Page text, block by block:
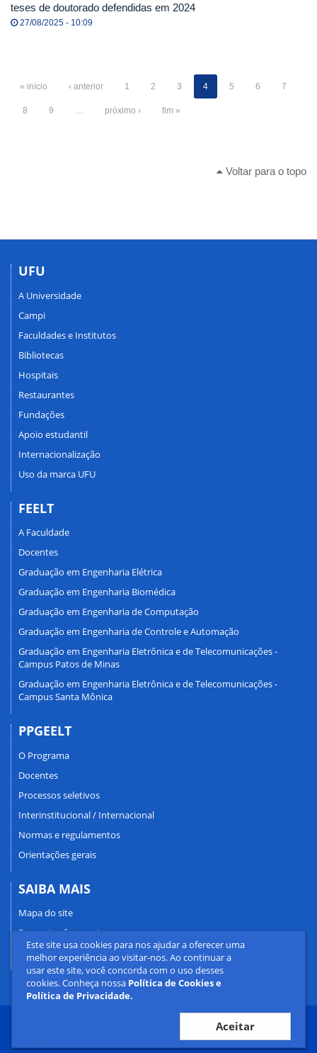
Este site usa cookies para nos ajudar a oferecer uma
melhor experiência ao visitar-nos. Ao continuar a
usar este site, você concorda com o uso desses
cookies. Conheça nossa Política de Cookies e
Política de Privacidade.
Aceitar
teses de doutorado defendidas em 2024
27/08/2025 - 10:09
« início ‹ anterior 1 2 3 4 5 6 7
8 9 próximo › fim »
Voltar para o topo
UFU
A Universidade
Campi
Faculdades e Institutos
Bibliotecas
Hospitais
Restaurantes
Fundações
Apoio estudantil
Internacionalização
Uso da marca UFU
FEELT
A Faculdade
Docentes
Graduação em Engenharia Elétrica
Graduação em Engenharia Biomédica
Graduação em Engenharia de Computação
Graduação em Engenharia de Controle e Automação
Graduação em Engenharia Eletrônica e de Telecomunicações -
Campus Patos de Minas
Graduação em Engenharia Eletrônica e de Telecomunicações -
Campus Santa Mônica
PPGEELT
O Programa
Docentes
Processos seletivos
Interinstitucional / Internacional
Normas e regulamentos
Orientações gerais
SAIBA MAIS
Mapa do site
Perguntas frequentes
Fale conosco